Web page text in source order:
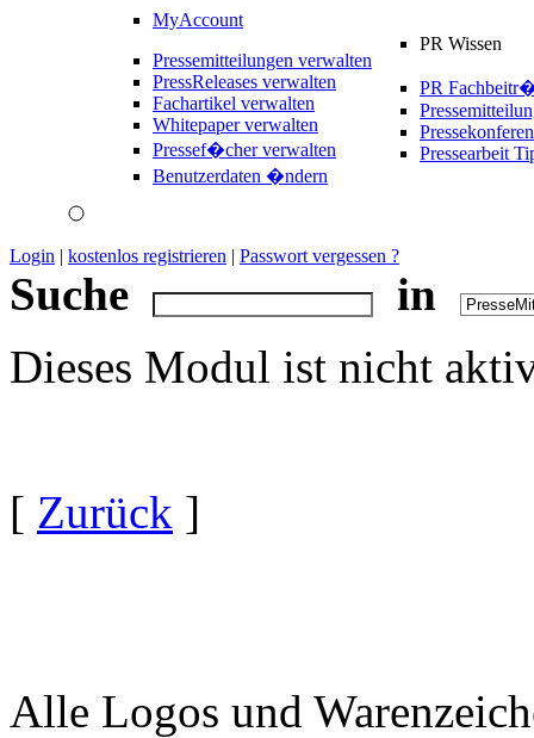
MyAccount
Pressemitteilungen verwalten
PressReleases verwalten
Fachartikel verwalten
Whitepaper verwalten
Pressef�cher verwalten
Benutzerdaten �ndern
PR Wissen
PR
Pressearbeit
Login | kostenlos registrieren | Passwort vergessen ?
Suche
in
Dieses Modul ist nicht
[ Zurück ]
Alle Logos und